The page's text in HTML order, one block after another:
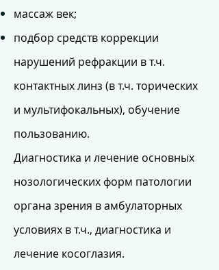
массаж век;
подбор средств коррекции
нарушений рефракции в т.ч.
контактных линз (в т.ч. торических
и мультифокальных), обучение
пользованию.
Диагностика и лечение основных
нозологических форм патологии
органа зрения в амбулаторных
условиях в т.ч., диагностика и
лечение косоглазия.